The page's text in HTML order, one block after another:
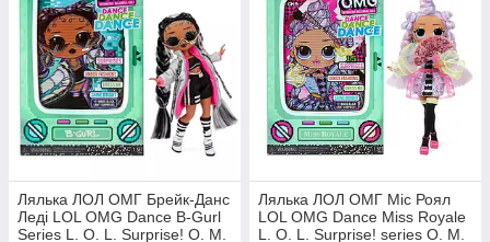
Лялька ЛОЛ ОМГ Брейк-Данс
Леді LOL OMG Dance B-Gurl
Series L. O. L. Surprise! O. M.
Лялька ЛОЛ ОМГ Міс Роял
LOL OMG Dance Miss Royale
L. O. L. Surprise! series O. M.